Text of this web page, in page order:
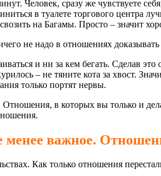
Человек, сразу же чувствуете
в туалете торгового центра
на Багамы. Просто – значит
не надо в отношениях доказывать
и ни за кем бегать. Сделав
– не тяните кота за хвост.
только портят нервы.
в которых вы только и
менее важное.
Как только отношения